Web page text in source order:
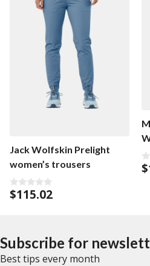
Jack Wolfskin Prelight
women’s trousers
0
o
5
$115.02
0
o
$
Subscribe for
Best tips every month